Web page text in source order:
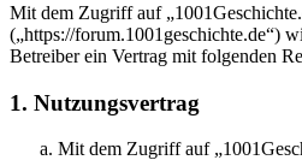
Mit dem Zugriff auf
(„https://forum.1001geschichte.de“)
Betreiber ein Vertrag mit folgenden
1. Nutzungsvertrag
Mit dem Zugriff auf